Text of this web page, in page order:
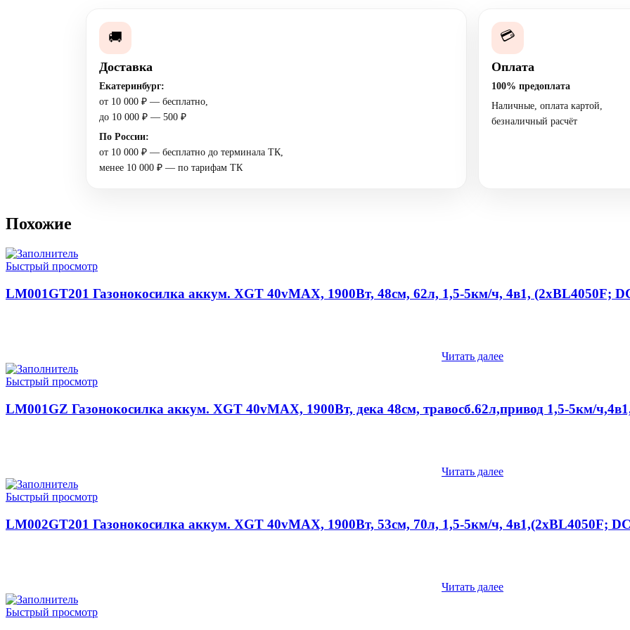
🚚
Доставка
Екатеринбург:
от 10 000 ₽ — бесплатно,
до 10 000 ₽ — 500 ₽
По России:
от 10 000 ₽ — бесплатно до терминала ТК,
менее 10 000 ₽ — по тарифам ТК
💳
Оплата
100% предоплата
Наличные, оплата картой,
безналичный расчёт
Похожие
Быстрый просмотр
LM001GT201 Газонокосилка аккум. XGT 40vMAX, 1900Вт, 48см, 62л, 1,5-5км/ч, 4в1, (2xBL4050F;
Читать далее
Быстрый просмотр
LM001GZ Газонокосилка аккум. XGT 40vMAX, 1900Вт, дека 48см, травосб.62л,привод 1,5-5км/
Читать далее
Быстрый просмотр
LM002GT201 Газонокосилка аккум. XGT 40vMAX, 1900Вт, 53см, 70л, 1,5-5км/ч, 4в1,(2xBL4050F;
Читать далее
Быстрый просмотр